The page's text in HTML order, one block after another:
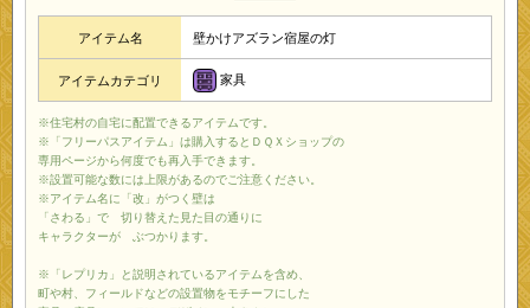
アイテム名 壁かけアズラン宿屋の灯
アイテムカテゴリ 家具
※住宅村の自宅に配置できるアイテムです。
※「フリーパスアイテム」は購入するとＤＱＸショップの
専用ページから何度でも再入手できます。
※設置可能な数には上限があるのでご注意ください。
※アイテム名に「改」がつく壁は
「さわる」で 切り替えた見た目の通りに
キャラクターが ぶつかります。
※「レプリカ」と説明されているアイテムを含め、
町や村、フィールドなどの設置物をモチーフにした